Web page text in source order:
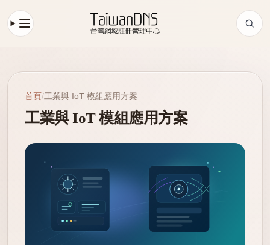
首頁/工業與 IoT 模組應用方案
工業與 IoT 模組應用方案